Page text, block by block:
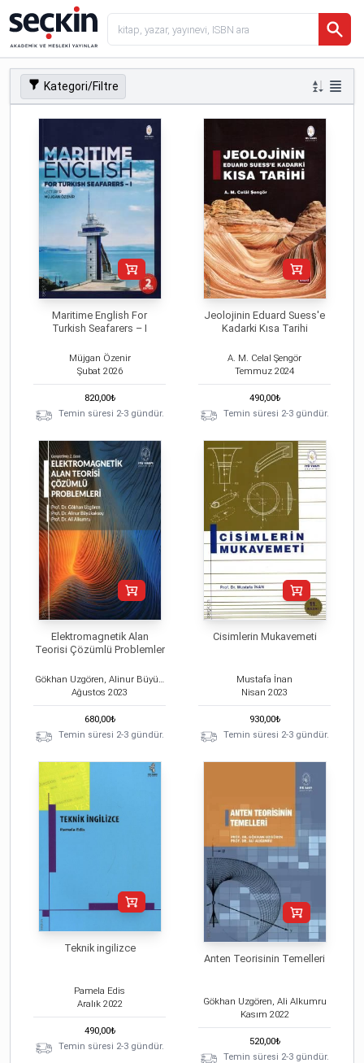
Kategori/Filtre
Maritime English For
Turkish Seafarers – I
Müjgan Özenir
Şubat 2026
820,00₺
Temin süresi 2-3 gündür.
Jeolojinin Eduard Suess'e
Kadarki Kısa Tarihi
A. M. Celal Şengör
Temmuz 2024
490,00₺
Temin süresi 2-3 gündür.
Elektromagnetik Alan
Teorisi Çözümlü Problemler
Gökhan Uzgören, Alinur Büyükaksoy, Ali Alkumru
Ağustos 2023
680,00₺
Temin süresi 2-3 gündür.
Cisimlerin Mukavemeti
Mustafa İnan
Nisan 2023
930,00₺
Temin süresi 2-3 gündür.
Teknik ingilizce
Pamela Edis
Aralık 2022
490,00₺
Temin süresi 2-3 gündür.
Anten Teorisinin Temelleri
Gökhan Uzgören, Ali Alkumru
Kasım 2022
520,00₺
Temin süresi 2-3 gündür.